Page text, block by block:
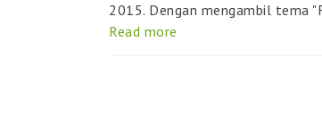
2015. Dengan mengambil tema
Read more